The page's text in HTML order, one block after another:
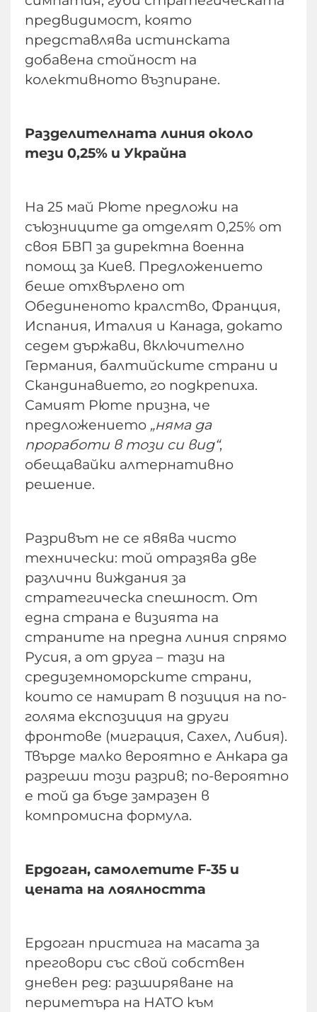
предвидимост, която
представлява истинската
добавена стойност на
колективното възпиране.
Разделителната линия около
тези 0,25% и Украйна
На 25 май Рюте предложи на
съюзниците да отделят 0,25% от
своя БВП за директна военна
помощ за Киев. Предложението
беше отхвърлено от
Обединеното кралство, Франция,
Испания, Италия и Канада, докато
седем държави, включително
Германия, балтийските страни и
Скандинавието, го подкрепиха.
Самият Рюте призна, че
предложението „няма да
проработи в този си вид“,
обещавайки алтернативно
решение.
Разривът не се явява чисто
технически: той отразява две
различни виждания за
стратегическа спешност. От
една страна е визията на
страните на предна линия спрямо
Русия, а от друга – тази на
средиземноморските страни,
които се намират в позиция на по-
голяма експозиция на други
фронтове (миграция, Сахел, Либия).
Твърде малко вероятно е Анкара да
разреши този разрив; по-вероятно
е той да бъде замразен в
компромисна формула.
Ердоган, самолетите F-35 и
цената на лоялността
Ердоган пристига на масата за
преговори със свой собствен
дневен ред: разширяване на
периметъра на НАТО към